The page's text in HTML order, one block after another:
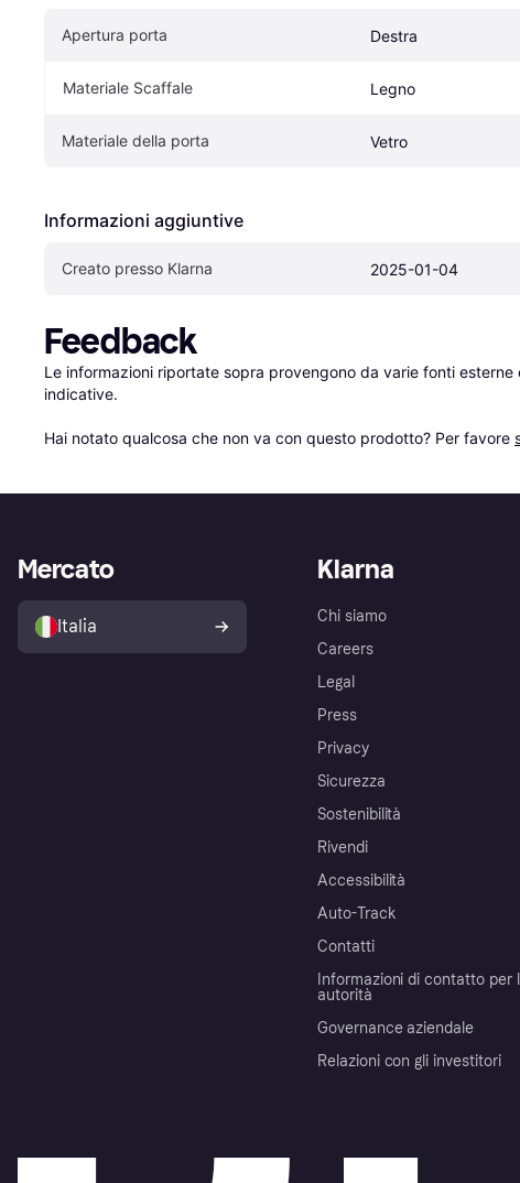
Apertura porta Destra
Materiale Scaffale Legno
Materiale della porta Vetro
Informazioni aggiuntive
Creato presso Klarna 2025-01-04
Feedback
Le informazioni riportate sopra provengono da varie fonti
indicative.
Hai notato qualcosa che non va con questo prodotto? Per favore
Klarna
Chi siamo
Careers
Legal
Press
Privacy
Sicurezza
Sostenibilità
Rivendi
Accessibilità
Auto-Track
Contatti
Informazioni di contatto per
autorità
Governance aziendale
Relazioni con gli investitori
Mercato
Italia